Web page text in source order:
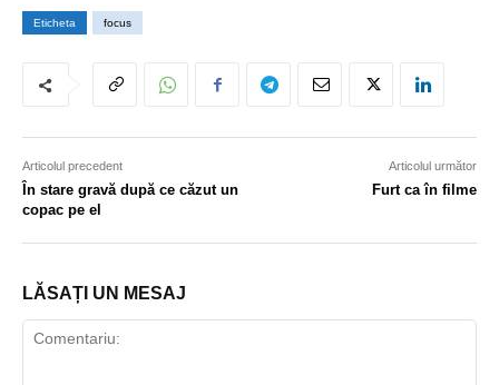
Eticheta focus
Articolul precedent
În stare gravă după ce căzut un
copac pe el
Articolul următor
Furt ca în filme
LĂSAȚI UN MESAJ